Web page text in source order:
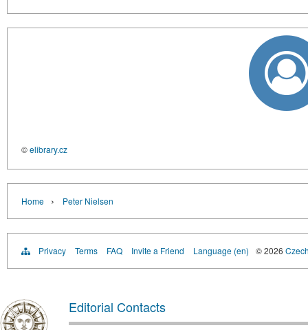
©elibrary.cz
Home › Peter Nielsen
Privacy Terms FAQ Invite a Friend Language (en) © 2026
Editorial Contacts